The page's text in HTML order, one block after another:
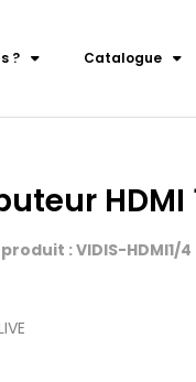
? Catalogue
HDMI
: VIDIS-HDMI1/4